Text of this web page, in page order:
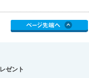
ゼント